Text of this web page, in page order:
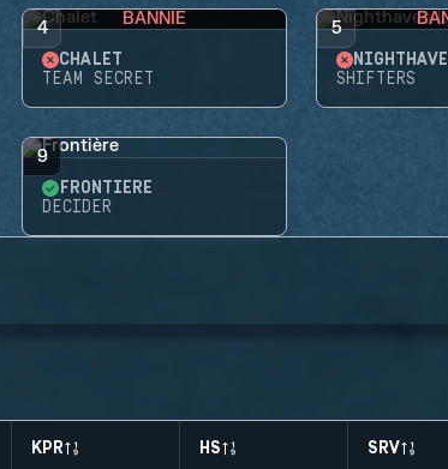
4 BANNIE
CHALET
TEAM SECRET
5
SHIFTERS
9
FRONTIÈRE
DECIDER
KPR HS SRV